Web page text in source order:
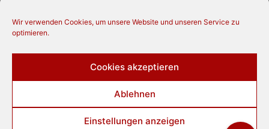
Wir verwenden Cookies, um unsere Website und unseren Service zu
optimieren.
Cookies akzeptieren
Ablehnen
Einstellungen anzeigen
© 2024 Lilienthaler Kunststiftung. Alle Rechte vorbehalten.